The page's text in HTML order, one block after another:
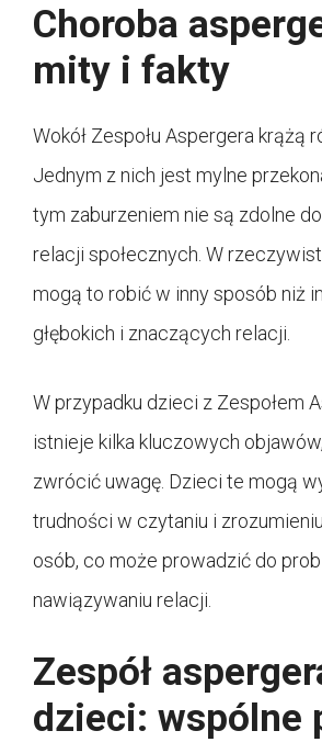
Choroba
mity i fakty
Wokół Zespołu Aspergera krążą
Jednym z nich jest mylne
tym zaburzeniem nie są zdolne
relacji społecznych. W
mogą to robić w inny sposób niż
głębokich i znaczących relacji.
W przypadku dzieci z Zespołem
istnieje kilka kluczowych
zwrócić uwagę. Dzieci te mogą
trudności w czytaniu i
osób, co może prowadzić do
nawiązywaniu relacji.
Zespół
dzieci: wspólne